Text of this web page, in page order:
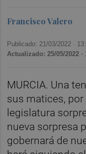
Francisco Valero
Publicado: 21/03/2022 ·
Actualizado: 25/05/2022 ·
MURCIA. Una
sus matices,
legislatura
nueva sorpresa
gobernará de